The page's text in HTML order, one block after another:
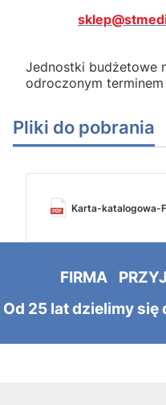
Jednostki budżetowe
odroczonym terminem
Pliki do pobrania
Karta-katalogowa-
FIRMA
Od 25 lat dzielimy